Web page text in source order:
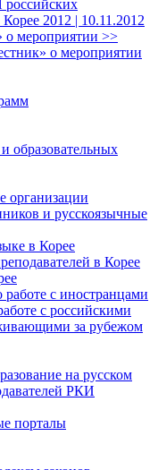
2012 | 10.11.2012
мероприятии >>
о мероприятии
образовательных
организации
и русскоязычные
в Корее
в Корее
с иностранцами
с российскими
за рубежом
на русском
РКИ
порталы